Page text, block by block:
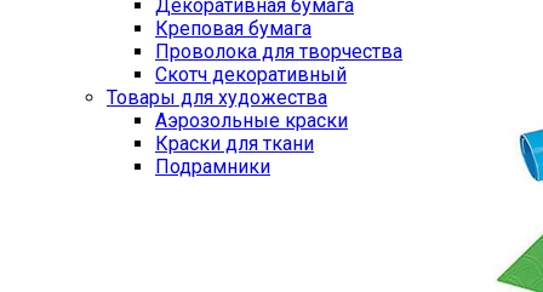
Декоративная бумага
Креповая бумага
Проволока для творчества
Скотч декоративный
Товары для художества
Аэрозольные краски
Краски для ткани
Подрамники